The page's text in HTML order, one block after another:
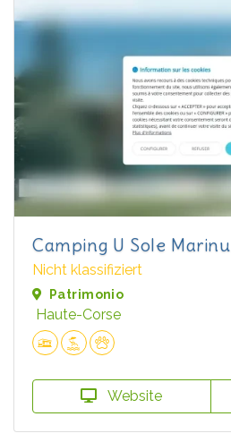
Camping U Sole Marinu
Nicht klassifiziert
Patrimonio
Haute-Corse
Website